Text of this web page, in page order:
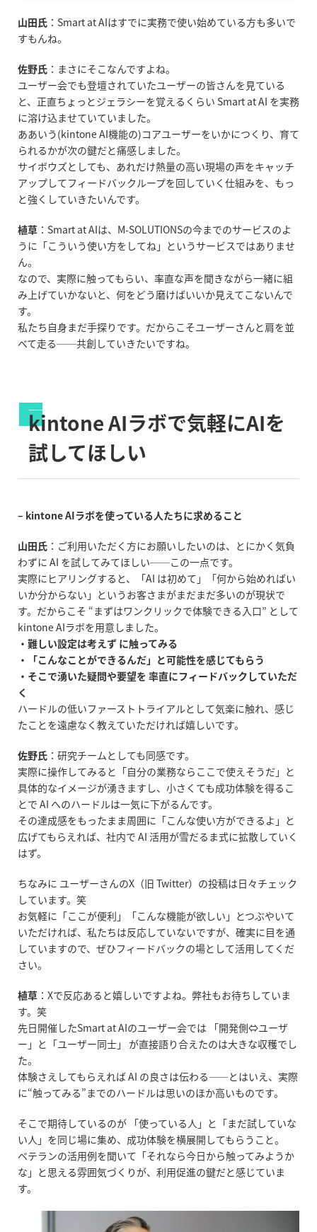
山田氏 ： Smart at AIはすでに実務で使い始めている方も多いで
すもんね。
佐野氏 ：まさにそこなんですよね。
ユーザー会でも登壇されていたユーザーの皆さんを見ている
と、正直ちょっとジェラシーを覚えるくらい Smart at AI を実務
に溶け込ませていていました。
ああいう(kintone AI機能の)コアユーザーをいかにつくり、育て
られるかが次の鍵だと痛感しました。
サイボウズとしても、あれだけ熱量の高い現場の声をキャッチ
アップしてフィードバックループを回していく仕組みを、もっ
と強くしていきたいんです。
植草 ： Smart at AIは、 M-SOLUTIONSの今までのサービスのよ
うに「こういう使い方をしてね」というサービスではありませ
ん。
なので、実際に触ってもらい、率直な声を聞きながら一緒に組
み上げていかないと、何をどう磨けばいいか見えてこないんで
す。
私たち自身まだ手探りです。だからこそユーザーさんと肩を並
べて走る──共創していきたいですね。
kintone AIラボで気軽にAIを
試してほしい
– kintone AIラボを使っている人たちに求めること
山田氏 ：ご利用いただく方にお願いしたいのは、とにかく気負
わずに AI を試してみてほしい──この一点です。
実際にヒアリングすると、「AI は初めて」「何から始めればい
いか分からない」というお客さまがまだまだ多いのが現状で
す。だからこそ “まずはワンクリックで体験できる入口” として
kintone AIラボを用意しました。
・難しい設定は考えず に触ってみる
・「こんなことができるんだ」と可能性を感じてもらう
・そこで湧いた疑問や要望を 率直にフィードバックしていただ
く
ハードルの低いファーストトライアルとして気楽に触れ、感じ
たことを遠慮なく教えていただければ嬉しいです。
佐野氏 ：研究チームとしても同感です。
実際に操作してみると「自分の業務ならここで使えそうだ」と
具体的なイメージが湧きますし、小さくても成功体験を得るこ
とで AI へのハードルは一気に下がるんです。
その達成感をもったまま周囲に「こんな使い方ができるよ」と
広げてもらえれば、社内で AI 活用が雪だるま式に拡散していく
はず。
ちなみに ユーザーさんのX （旧 Twitter）の投稿は日々チェック
しています。笑
お気軽に「ここが便利」「こんな機能が欲しい」とつぶやいて
いただければ、私たちは反応していないですが、確実に目を通
していますので、ぜひフィードバックの場として活用してくだ
さい。
植草 ： Xで反応あると嬉しいですよね。弊社もお待ちしていま
す。笑
先日開催したSmart at AIのユーザー会では 「開発側⇔ユーザ
ー」と「ユーザー同士」 が直接語り合えたのは大きな収穫でし
た。
体験さえしてもらえればAI の良さは伝わる――とはいえ、実際
に“触ってみる”までのハードルは思いのほか高いものです。
そこで期待しているのが 「使っている人」と「まだ試していな
い人」を同じ場に集め、成功体験を横展開してもらうこと。
ベテランの活用例を聞いて「それなら今日から触ってみようか
な」と思える雰囲気づくりが、利用促進の鍵だと感じていま
す。